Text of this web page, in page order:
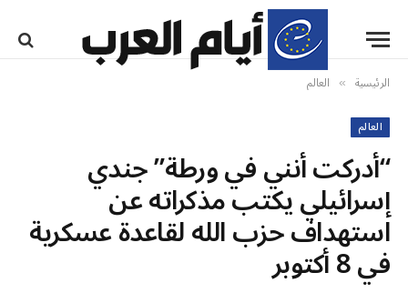
الرئيسية » العالم
العالم
“أدركت أنني في ورطة” جندي
إسرائيلي يكتب مذكراته عن
استهداف حزب الله لقاعدة عسكرية
في 8 أكتوبر